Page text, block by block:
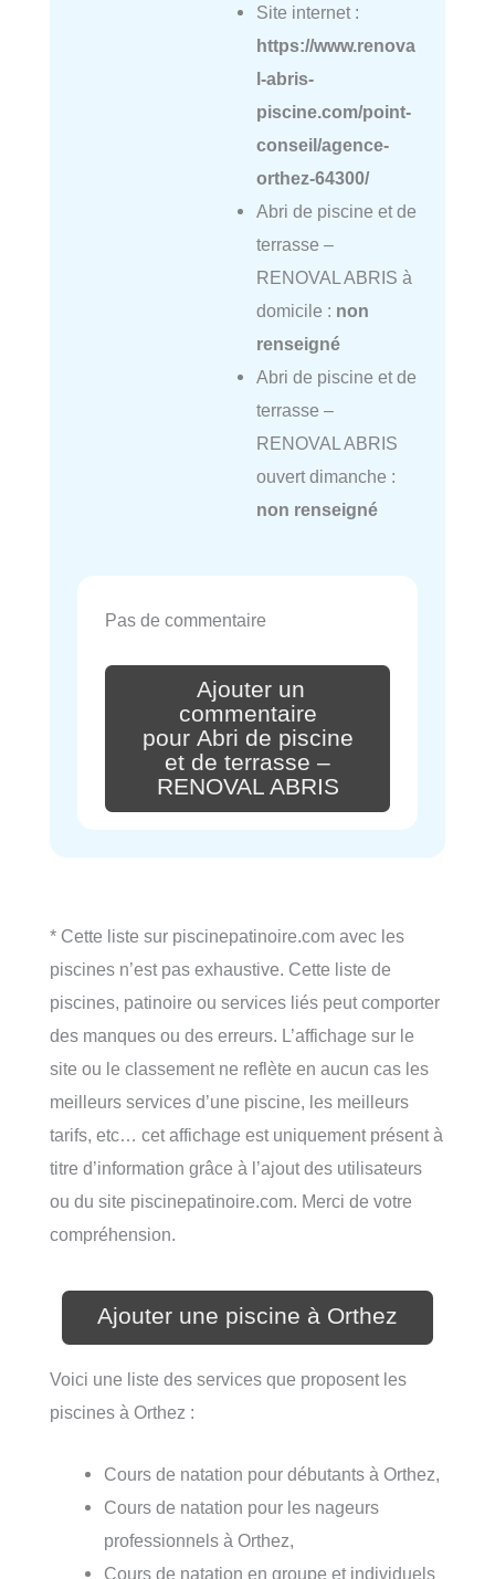
Site internet :
https://www.renova
l-abris-
piscine.com/point-
conseil/agence-
orthez-64300/
Abri de piscine et de
terrasse –
RENOVAL ABRIS à
domicile : non
renseigné
Abri de piscine et de
terrasse –
RENOVAL ABRIS
ouvert dimanche :
non renseigné
Pas de commentaire
Ajouter un
commentaire
pour Abri de piscine
et de terrasse –
RENOVAL ABRIS
* Cette liste sur piscinepatinoire.com avec les
piscines n’est pas exhaustive. Cette liste de
piscines, patinoire ou services liés peut comporter
des manques ou des erreurs. L’affichage sur le
site ou le classement ne reflète en aucun cas les
meilleurs services d’une piscine, les meilleurs
tarifs, etc… cet affichage est uniquement présent à
titre d’information grâce à l’ajout des utilisateurs
ou du site piscinepatinoire.com. Merci de votre
compréhension.
Ajouter une piscine à Orthez
Voici une liste des services que proposent les
piscines à Orthez :
Cours de natation pour débutants à Orthez,
Cours de natation pour les nageurs
professionnels à Orthez,
Cours de natation en groupe et individuels